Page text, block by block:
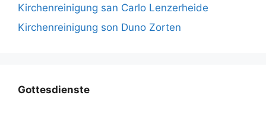
Kirchenreinigung san Carlo Lenzerheide
Kirchenreinigung son Duno Zorten
Gottesdienste